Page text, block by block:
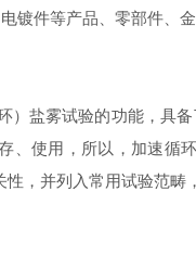
镀件等产品、零部件
）盐雾试验的功能，具
、使用，所以，加速循
，并列入常用试验范